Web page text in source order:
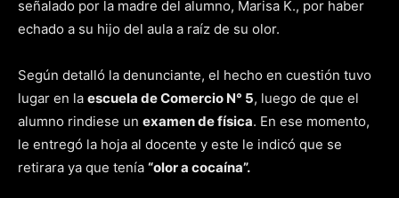
señalado por la madre del alumno, Marisa K., por haber
echado a su hijo del aula a raíz de su olor.
Según detalló la denunciante, el hecho en cuestión tuvo
lugar en la escuela de Comercio N° 5, luego de que el
alumno rindiese un examen de física. En ese momento,
le entregó la hoja al docente y este le indicó que se
retirara ya que tenía “olor a cocaína”.